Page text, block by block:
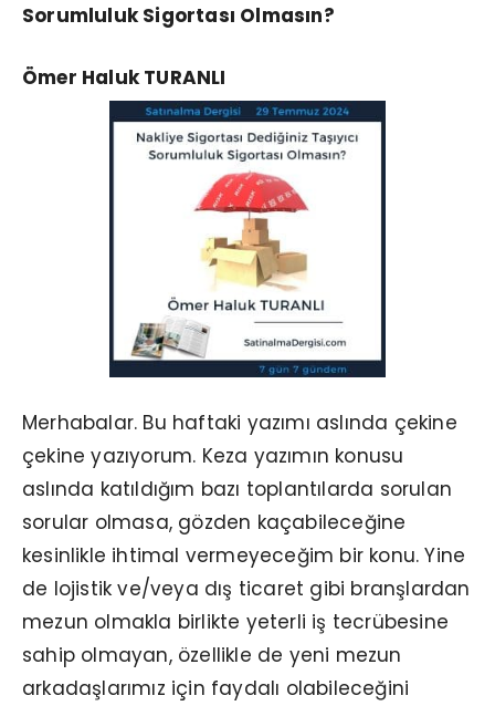
Sorumluluk Sigortası Olmasın?
Ömer Haluk TURANLI
Merhabalar. Bu haftaki yazımı aslında çekine
çekine yazıyorum. Keza yazımın konusu
aslında katıldığım bazı toplantılarda sorulan
sorular olmasa, gözden kaçabileceğine
kesinlikle ihtimal vermeyeceğim bir konu. Yine
de lojistik ve/veya dış ticaret gibi branşlardan
mezun olmakla birlikte yeterli iş tecrübesine
sahip olmayan, özellikle de yeni mezun
arkadaşlarımız için faydalı olabileceğini